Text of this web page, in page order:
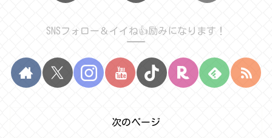
SNSフォロー＆イイね👍励みになります！
次のページ